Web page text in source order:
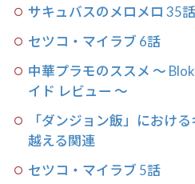
サキュバスのメロメロ 35
セツコ・マイラブ 6話
中華プラモのススメ 〜
イド レビュー 〜
「ダンジョン飯」におけ
越える関連
セツコ・マイラブ 5話